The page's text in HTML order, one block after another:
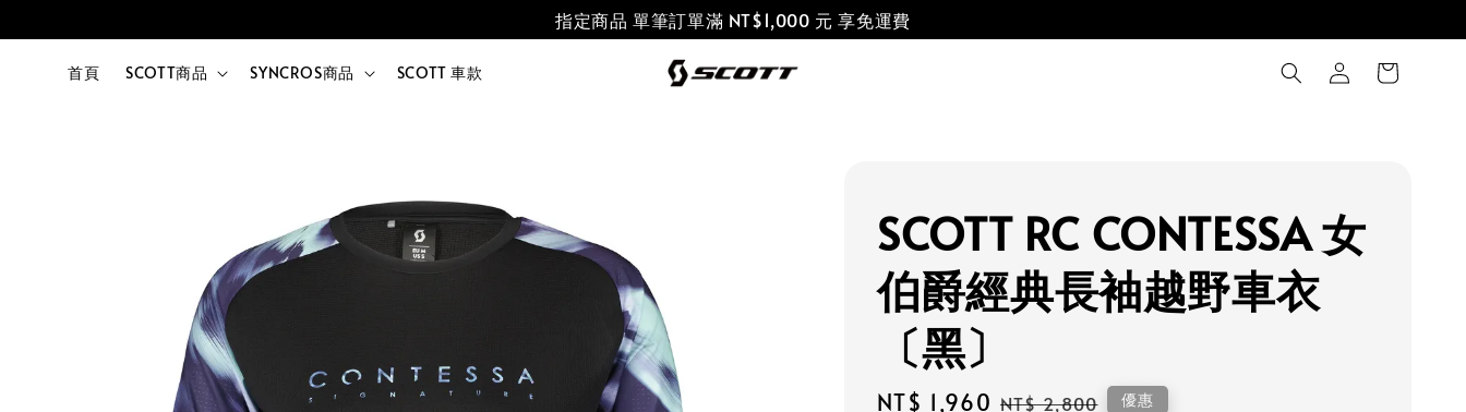
指定商品 單筆訂單滿 NT$1,000 元 享免運費
首頁 SCOTT商品 SYNCROS商品 SCOTT 車款
SCOTT RC CONTESSA 女
伯爵經典長袖越野車衣
〔黑〕
Sale
NT$ 1,960 Regular
NT$ 2,800 優惠